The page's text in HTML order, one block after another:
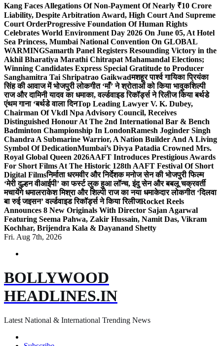
Kang Faces Allegations Of Non-Payment Of Nearly ₹10 Crore
Liability, Despite Arbitration Award, High Court And Supreme
Court OrderProgressive Foundation Of Human Rights
Celebrates World Environment Day 2026 On June 05, At Hotel
Sea Princess, Mumbai National Convention On GLOBAL
WARMINGSamarth Panel Registers Resounding Victory in the
Akhil Bharatiya Marathi Chitrapat Mahamandal Elections;
Winning Candidates Express Special Gratitude to Producer
Sanghamitra Tai Shripatrao Gaikwadमशहूर पार्श्व गायिका प्रियंका
सिंह की आवाज में भोजपुरी लोकगीत ‘माँ’ ने श्रोताओं को किया भावुकशिल्पी
राज और दामिनी यादव का धमाका, वर्ल्डवाइड रिकॉर्ड्स ने रिलीज किया बर्थडे
एंथम गाना ‘बर्थडे वाला दिनTop Leading Lawyer V. K. Dubey,
Chairman Of Vkdl Npa Advisory Council, Receives
Distinguished Honour At The 2nd International Bar & Bench
Badminton Championship In LondonRamesh Joginder Singh
Chandra A Submarine Warrior, A Nation Builder And A Living
Symbol Of DedicationMumbai’s Divya Patadia Crowned Mrs.
Royal Global Queen 2026AAFT Introduces Prestigious Awards
For Short Films At The Historic 128th AAFT Festival Of Short
Digital Filmsनिर्माता धरमवीर और निर्देशक मनोज सेन की भोजपुरी फिल्म
‘मेरी दुल्हन वीआईपी’ का फर्स्ट लुक हुआ लॉन्च, इंदु सेन और बबलू चक्रवर्ती
मचायेंगे धमालराकेश मिश्रा और शिल्पी राज का नया धमाकेदार लोकगीत ‘दिलवा
बा रुई जइसन’ वर्ल्डवाइड रिकॉर्ड्स ने किया रिलीजRocket Reels
Announces 8 New Originals With Director Sajan Agarwal
Featuring Seema Pahwa, Zakir Hussain, Namit Das, Vikram
Kochhar, Brijendra Kala & Dayanand Shetty
Fri. Aug 7th, 2026
BOLLYWOOD
HEADLINES.IN
Latest National & International Trending News